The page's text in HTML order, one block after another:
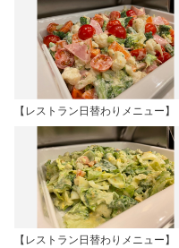
【レストラン日替わりメニュー】
【レストラン日替わりメニュー】